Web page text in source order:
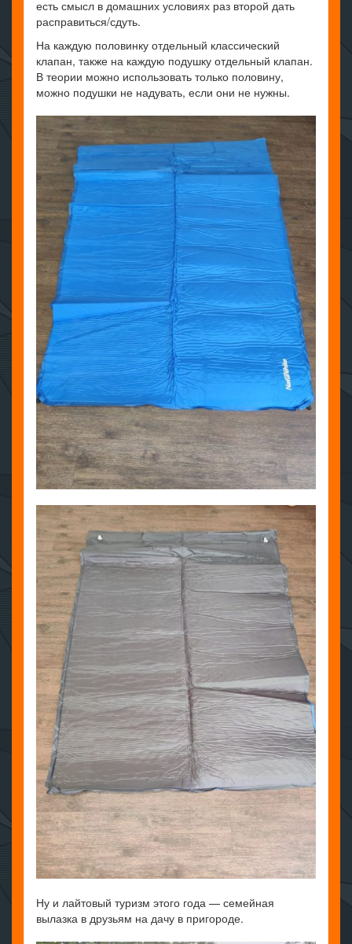
есть смысл в домашних условиях раз второй дать
расправиться/сдуть.
На каждую половинку отдельный классический
клапан, также на каждую подушку отдельный клапан.
В теории можно использовать только половину,
можно подушки не надувать, если они не нужны.
Ну и лайтовый туризм этого года — семейная
вылазка в друзьям на дачу в пригороде.